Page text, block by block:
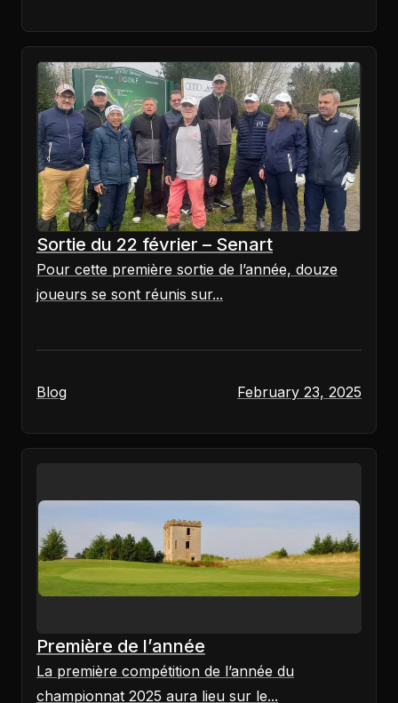
Sortie du 22 février – Senart
‌Pour cette première sortie de l’année, douze
joueurs se sont réunis sur...
Blog February 23, 2025
Première de l’année
La première compétition de l’année du
championnat 2025 aura lieu sur le...